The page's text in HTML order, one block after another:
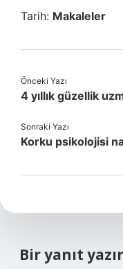
Tarih: Makaleler
Önceki Yazı
4 yıllık güzellik
Sonraki Yazı
Korku psikolojisi
Bir yanıt